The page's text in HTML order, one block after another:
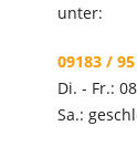
unter:
09183 /
Di. - Fr.:
Sa.: